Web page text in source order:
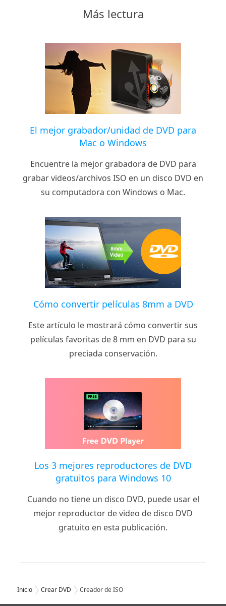
Más lectura
El mejor grabador/unidad de DVD para
Mac o Windows
Encuentre la mejor grabadora de DVD para
grabar videos/archivos ISO en un disco DVD en
su computadora con Windows o Mac.
Cómo convertir películas 8mm a DVD
Este artículo le mostrará cómo convertir sus
películas favoritas de 8 mm en DVD para su
preciada conservación.
Los 3 mejores reproductores de DVD
gratuitos para Windows 10
Cuando no tiene un disco DVD, puede usar el
mejor reproductor de video de disco DVD
gratuito en esta publicación.
Inicio Crear DVD Creador de ISO